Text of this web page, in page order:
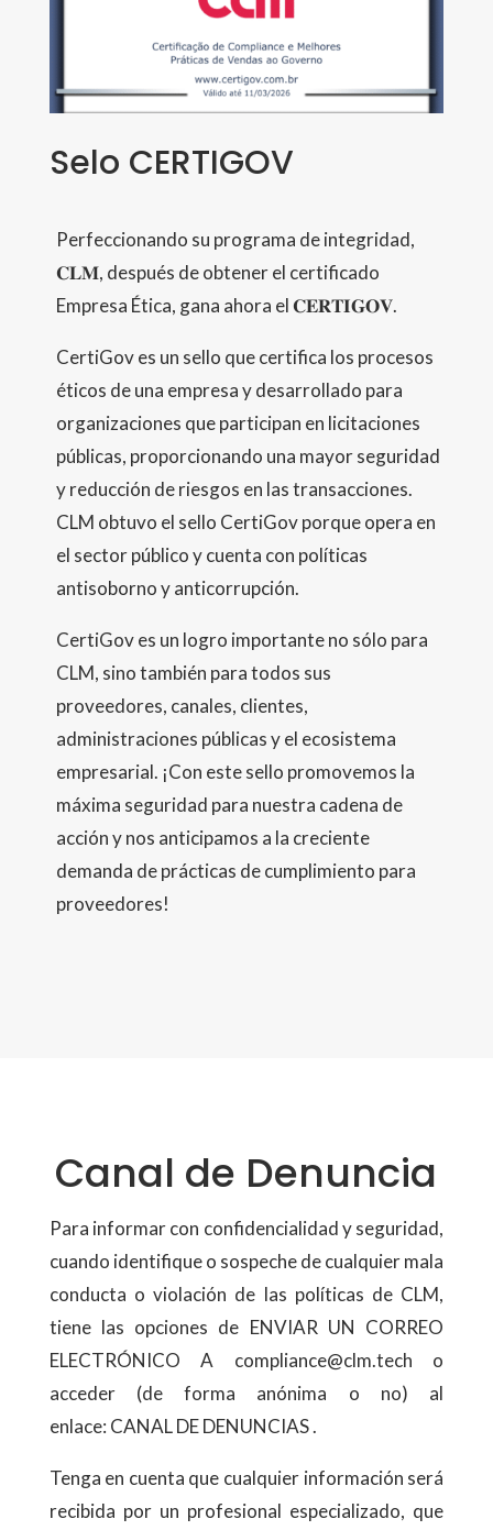
Selo CERTIGOV
Perfeccionando su programa de integridad,
𝐂𝐋𝐌, después de obtener el certificado
Empresa Ética, gana ahora el 𝐂𝐄𝐑𝐓𝐈𝐆𝐎𝐕.
CertiGov es un sello que certifica los procesos
éticos de una empresa y desarrollado para
organizaciones que participan en licitaciones
públicas, proporcionando una mayor seguridad
y reducción de riesgos en las transacciones.
CLM obtuvo el sello CertiGov porque opera en
el sector público y cuenta con políticas
antisoborno y anticorrupción.
CertiGov es un logro importante no sólo para
CLM, sino también para todos sus
proveedores, canales, clientes,
administraciones públicas y el ecosistema
empresarial. ¡Con este sello promovemos la
máxima seguridad para nuestra cadena de
acción y nos anticipamos a la creciente
demanda de prácticas de cumplimiento para
proveedores!
Canal de Denuncia
Para informar con confidencialidad y seguridad,
cuando identifique o sospeche de cualquier mala
conducta o violación de las políticas de CLM,
tiene las opciones de ENVIAR UN CORREO
ELECTRÓNICO A compliance@clm.tech o
acceder (de forma anónima o no) al
enlace: CANAL DE DENUNCIAS .
Tenga en cuenta que cualquier información será
recibida por un profesional especializado, que